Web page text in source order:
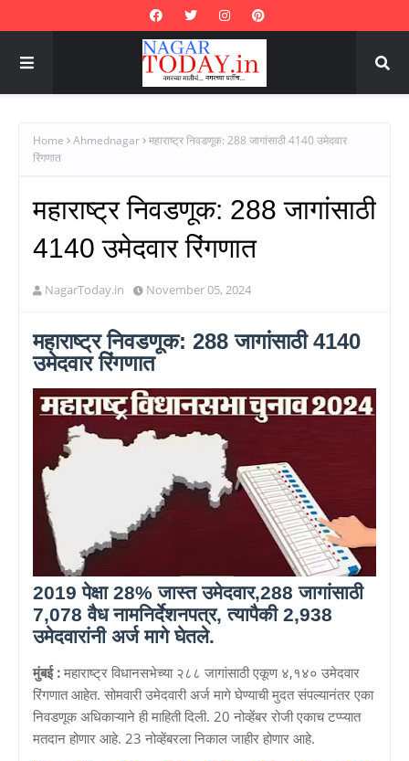
Home Ahmednagar महाराष्ट्र निवडणूक: 288 जागांसाठी 4140 उमेदवार
रिंगणात
महाराष्ट्र निवडणूक: 288 जागांसाठी
4140 उमेदवार रिंगणात
NagarToday.in November 05, 2024
महाराष्ट्र निवडणूक: 288 जागांसाठी 4140
उमेदवार रिंगणात
2019 पेक्षा 28% जास्त उमेदवार,288 जागांसाठी
7,078 वैध नामनिर्देशनपत्र, त्यापैकी 2,938
उमेदवारांनी अर्ज मागे घेतले.
मुंबई : महाराष्ट्र विधानसभेच्या २८८ जागांसाठी एकूण ४,१४० उमेदवार
रिंगणात आहेत. सोमवारी उमेदवारी अर्ज मागे घेण्याची मुदत संपल्यानंतर एका
निवडणूक अधिकाऱ्याने ही माहिती दिली. 20 नोव्हेंबर रोजी एकाच टप्प्यात
मतदान होणार आहे. 23 नोव्हेंबरला निकाल जाहीर होणार आहे.